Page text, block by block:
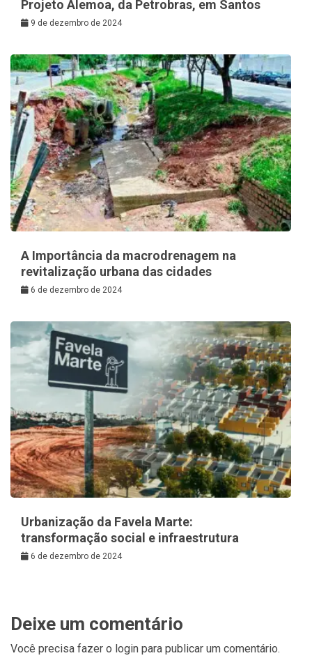
Projeto Alemoa, da Petrobras, em Santos
9 de dezembro de 2024
A Importância da macrodrenagem na
revitalização urbana das cidades
6 de dezembro de 2024
Urbanização da Favela Marte:
transformação social e infraestrutura
6 de dezembro de 2024
Deixe um comentário
Você precisa fazer o login para publicar um comentário.